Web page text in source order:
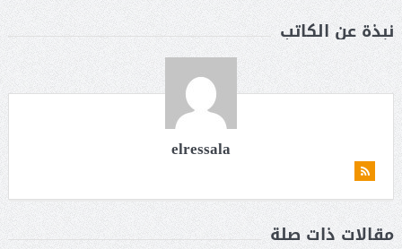
نبذة عن الكاتب
elressala
مقالات ذات صلة